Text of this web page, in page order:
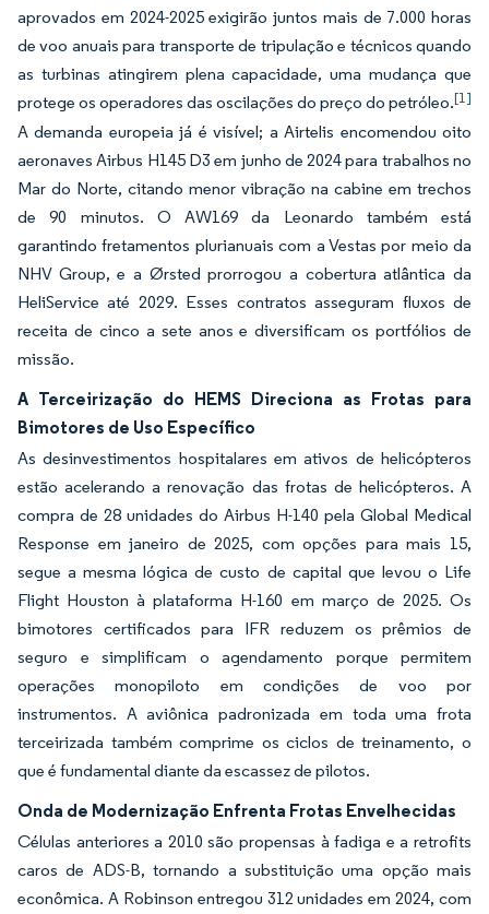
aprovados em 2024-2025 exigirão juntos mais de 7.000 horas
de voo anuais para transporte de tripulação e técnicos quando
as turbinas atingirem plena capacidade, uma mudança que
protege os operadores das oscilações do preço do petróleo.[1]
A demanda europeia já é visível; a Airtelis encomendou oito
aeronaves Airbus H145 D3 em junho de 2024 para trabalhos no
Mar do Norte, citando menor vibração na cabine em trechos
de 90 minutos. O AW169 da Leonardo também está
garantindo fretamentos plurianuais com a Vestas por meio da
NHV Group, e a Ørsted prorrogou a cobertura atlântica da
HeliService até 2029. Esses contratos asseguram fluxos de
receita de cinco a sete anos e diversificam os portfólios de
missão.
A Terceirização do HEMS Direciona as Frotas para
Bimotores de Uso Específico
As desinvestimentos hospitalares em ativos de helicópteros
estão acelerando a renovação das frotas de helicópteros. A
compra de 28 unidades do Airbus H-140 pela Global Medical
Response em janeiro de 2025, com opções para mais 15,
segue a mesma lógica de custo de capital que levou o Life
Flight Houston à plataforma H-160 em março de 2025. Os
bimotores certificados para IFR reduzem os prêmios de
seguro e simplificam o agendamento porque permitem
operações monopiloto em condições de voo por
instrumentos. A aviônica padronizada em toda uma frota
terceirizada também comprime os ciclos de treinamento, o
que é fundamental diante da escassez de pilotos.
Onda de Modernização Enfrenta Frotas Envelhecidas
Células anteriores a 2010 são propensas à fadiga e a retrofits
caros de ADS-B, tornando a substituição uma opção mais
econômica. A Robinson entregou 312 unidades em 2024, com